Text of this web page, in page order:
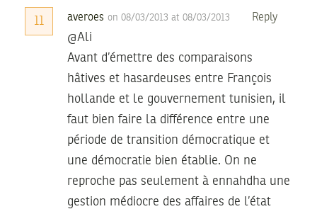
11 averoes on 08/03/2013 at 08/03/2013 Reply
@Ali
Avant d’émettre des comparaisons
hâtives et hasardeuses entre François
hollande et le gouvernement tunisien, il
faut bien faire la différence entre une
période de transition démocratique et
une démocratie bien établie. On ne
reproche pas seulement à ennahdha une
gestion médiocre des affaires de l’état